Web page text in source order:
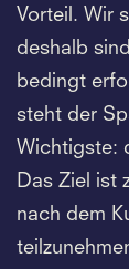
Vorteil. Wir
deshalb
bedingt
steht der
Wichtigste:
Das Ziel ist
nach dem